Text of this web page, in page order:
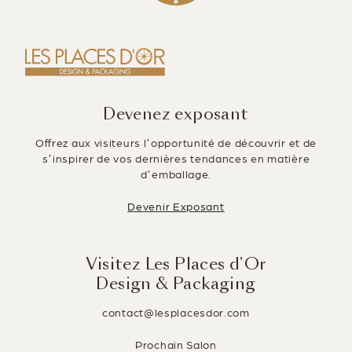
o
o
n
Devenez exposant
Offrez aux visiteurs l’opportunité de découvrir et de
s’inspirer de vos dernières tendances en matière
d’emballage.
Devenir Exposant
Visitez Les Places d’Or
Design & Packaging
contact@lesplacesdor.com
Prochain Salon